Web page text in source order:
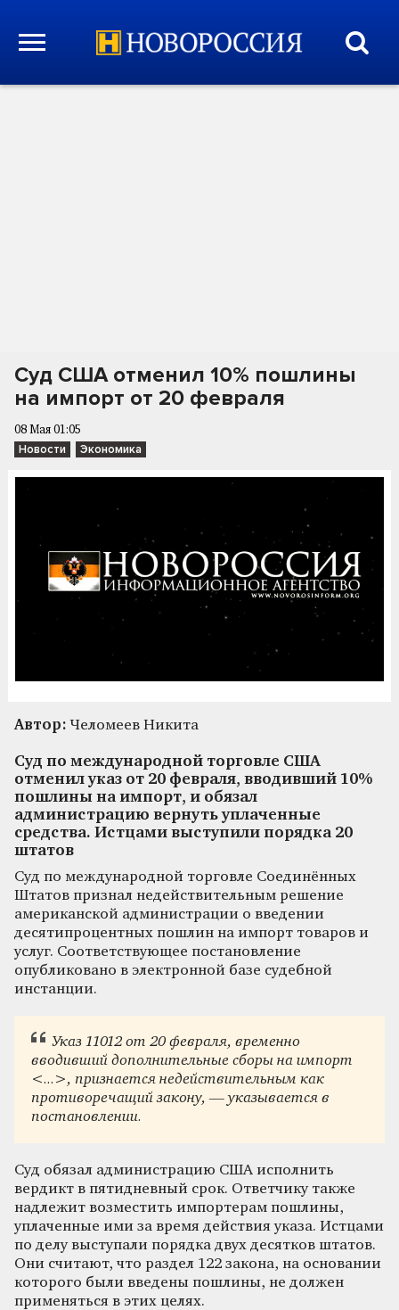
Суд США отменил 10% пошлины
на импорт от 20 февраля
08 Мая 01:05
Новости Экономика
Автор: Челомеев Никита
Суд по международной торговле США
отменил указ от 20 февраля, вводивший 10%
пошлины на импорт, и обязал
администрацию вернуть уплаченные
средства. Истцами выступили порядка 20
штатов
Суд по международной торговле Соединённых
Штатов признал недействительным решение
американской администрации о введении
десятипроцентных пошлин на импорт товаров и
услуг. Соответствующее постановление
опубликовано в электронной базе судебной
инстанции.
Указ 11012 от 20 февраля, временно
вводивший дополнительные сборы на импорт
<...>, признается недействительным как
противоречащий закону, — указывается в
постановлении.
Суд обязал администрацию США исполнить
вердикт в пятидневный срок. Ответчику также
надлежит возместить импортерам пошлины,
уплаченные ими за время действия указа. Истцами
по делу выступали порядка двух десятков штатов.
Они считают, что раздел 122 закона, на основании
которого были введены пошлины, не должен
применяться в этих целях.